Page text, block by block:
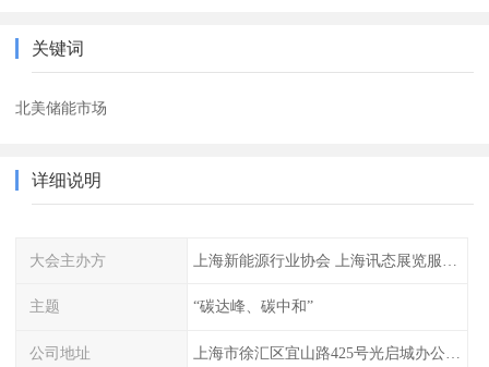
关键词
北美储能市场
详细说明
大会主办方
主题 “碳达峰、碳中和”
公司地址 上海市徐汇区宜山路425号光启城办公楼905-907室